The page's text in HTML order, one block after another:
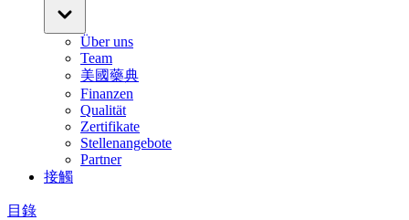
Über uns
Team
美國藥典
Finanzen
Qualität
Zertifikate
Stellenangebote
Partner
接觸
目錄